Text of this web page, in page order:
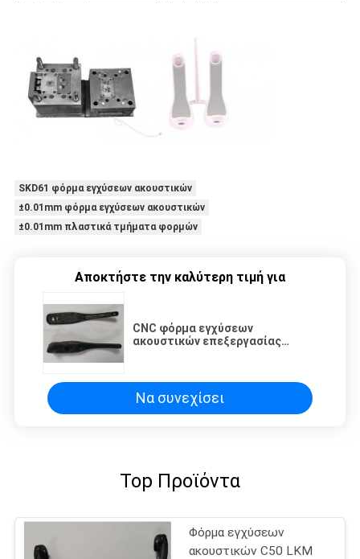
SKD61 φόρμα εγχύσεων ακουστικών
±0.01mm φόρμα εγχύσεων ακουστικών
±0.01mm πλαστικά τμήματα φορμών
Αποκτήστε την καλύτερη τιμή για
CNC φόρμα εγχύσεων
ακουστικών επεξεργασίας
Να συνεχίσει
Top Προϊόντα
Φόρμα εγχύσεων
ακουστικών C50 LKM